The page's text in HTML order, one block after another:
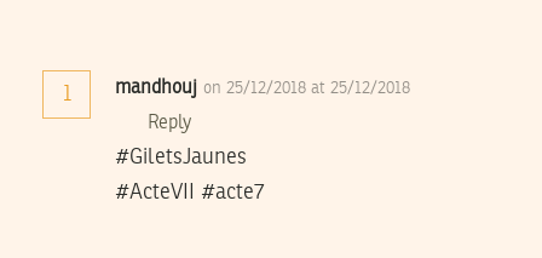
mandhouj on 25/12/2018 at 25/12/2018
Reply
#GiletsJaunes
#ActeVII #acte7